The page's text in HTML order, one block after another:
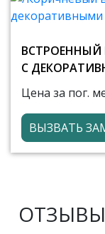
ВСТРОЕННЫЙ
С
Цена за пог.
ВЫЗВАТЬ